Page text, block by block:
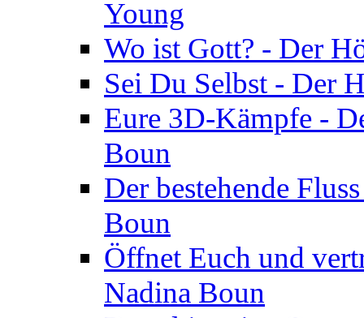
Young
Wo ist Gott? - Der
Sei Du Selbst - Der
Eure 3D-Kämpfe -
Boun
Der bestehende
Boun
Öffnet Euch und
Nadina Boun